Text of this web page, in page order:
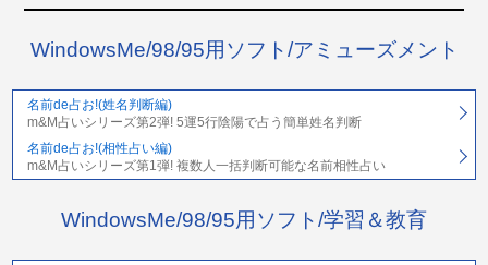
WindowsMe/98/95用ソフト/アミューズメント
名前de占お!(姓名判断編)
m&M占いシリーズ第2弾! 5運5行陰陽で占う簡単姓名判断
名前de占お!(相性占い編)
m&M占いシリーズ第1弾! 複数人一括判断可能な名前相性占い
WindowsMe/98/95用ソフト/学習＆教育